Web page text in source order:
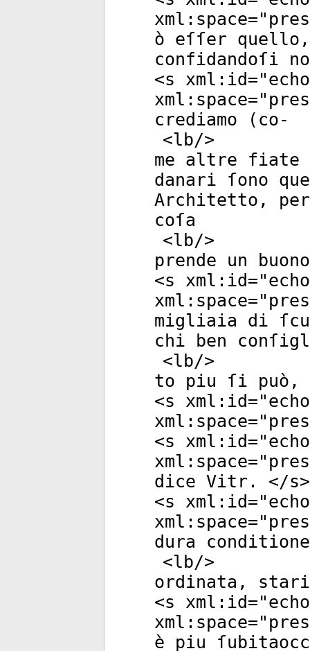
xml:space="
ò eſſer
confidandoſi
<s xml:id="
xml:space="
crediamo (co-
<lb/>
me altre fiate
danari ſono
Architetto,
coſa
<lb/>
prende un
<s xml:id="
xml:space="
migliaia di
chi ben
<lb/>
to piu ſi
<s xml:id="
xml:space="
<s xml:id="
xml:space="
dice Vitr. </s>
<s xml:id="
xml:space="
dura
<lb/>
ordinata,
<s xml:id="
xml:space="
è piu